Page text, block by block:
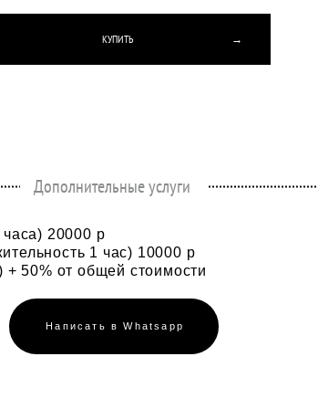
→
Дополнительные услуги
20000 р
1 час) 10000 р
50% от общей стоимости
Написать в Whatsapp